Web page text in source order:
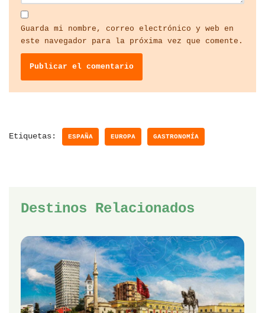
Guarda mi nombre, correo electrónico y web en
este navegador para la próxima vez que comente.
Etiquetas: ESPAÑA EUROPA GASTRONOMÍA
Destinos Relacionados